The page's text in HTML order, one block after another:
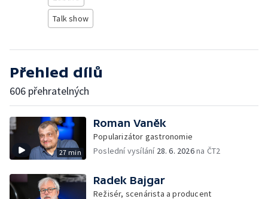
Talk show
Přehled dílů
606 přehratelných
27 min
Roman Vaněk
Popularizátor gastronomie
Poslední vysílání 28. 6. 2026na ČT2
Radek Bajgar
Režisér, scenárista a producent